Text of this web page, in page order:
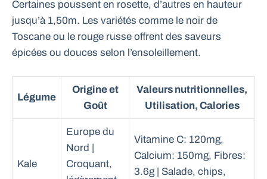
Certaines poussent en rosette, d’autres en hauteur
jusqu’à 1,50m. Les variétés comme le noir de
Toscane ou le rouge russe offrent des saveurs
épicées ou douces selon l’ensoleillement.
Légume
Origine et
Goût
Valeurs nutritionnelles,
Utilisation, Calories
Kale
Europe du
Nord |
Croquant,
Vitamine C: 120mg,
Calcium: 150mg, Fibres:
3.6g | Salade, chips,